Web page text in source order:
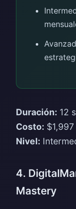
Duración: 12
Costo: $1,997
Nivel:
4.
Mastery